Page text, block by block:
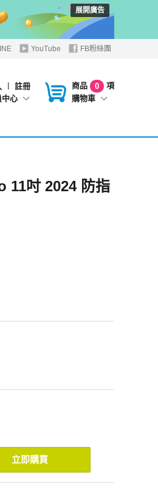
展開廣告
YouTube FB粉絲團
︱
註冊
中心
商品 0
項
購物車
11吋 2024 防指
立即購買